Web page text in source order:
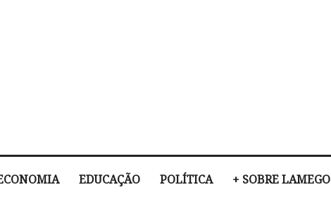
EDUCAÇÃO POLÍTICA + SOBRE LAMEGO